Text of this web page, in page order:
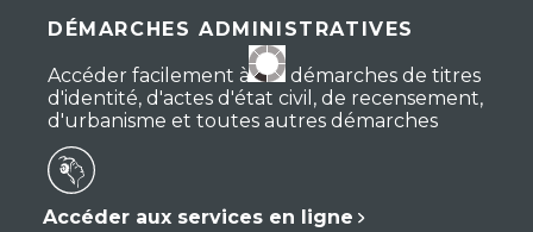
DÉMARCHES ADMINISTRATIVES
Accéder facilement à vos démarches de titres
d'identité, d'actes d'état civil, de recensement,
d'urbanisme et toutes autres démarches
Accéder aux services en ligne